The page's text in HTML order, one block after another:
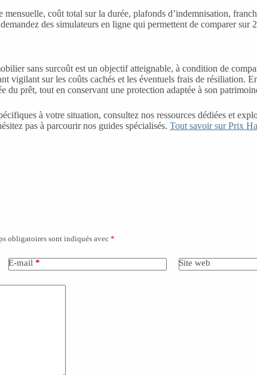
coût total sur la durée, plafonds d’indemnisation,
des simulateurs en ligne qui permettent de comparer sur
sans surcoût est un objectif atteignable, à condition de
vigilant sur les coûts cachés et les éventuels frais de
du prêt, tout en conservant une protection adaptée à son
à votre situation, consultez nos ressources dédiées et
pas à parcourir nos guides spécialisés. Tout savoir sur Prix
obligatoires sont indiqués avec *
E-mail * Site web